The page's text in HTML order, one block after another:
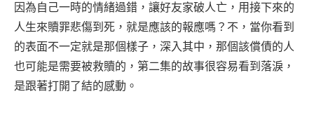
因為自己一時的情緒過錯，讓好友家破人亡，用接下來的
人生來贖罪悲傷到死，就是應該的報應嗎？不，當你看到
的表面不一定就是那個樣子，深入其中，那個該償債的人
也可能是需要被救贖的，第二集的故事很容易看到落淚，
是跟著打開了結的感動。